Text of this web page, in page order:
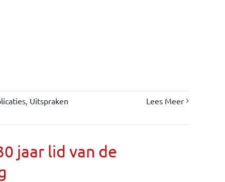
, Uitspraken
Lees Meer
jaar lid van de